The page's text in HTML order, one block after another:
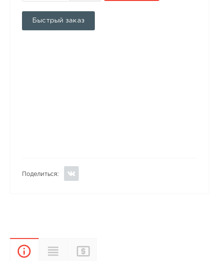
Быстрый заказ
Поделиться:
ОписаниеХарактеристики